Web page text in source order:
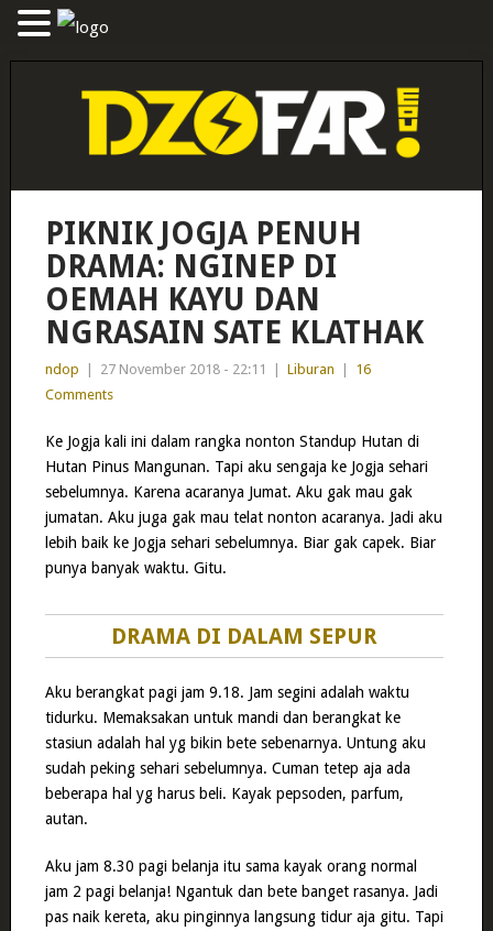
PIKNIK JOGJA PENUH
DRAMA: NGINEP DI
OEMAH KAYU DAN
NGRASAIN SATE KLATHAK
ndop 27 November 2018 - 22:11 Liburan
16
Comments
Ke Jogja kali ini dalam rangka nonton Standup Hutan di
Hutan Pinus Mangunan. Tapi aku sengaja ke Jogja sehari
sebelumnya. Karena acaranya Jumat. Aku gak mau gak
jumatan. Aku juga gak mau telat nonton acaranya. Jadi aku
lebih baik ke Jogja sehari sebelumnya. Biar gak capek. Biar
punya banyak waktu. Gitu.
DRAMA DI DALAM SEPUR
Aku berangkat pagi jam 9.18. Jam segini adalah waktu
tidurku. Memaksakan untuk mandi dan berangkat ke
stasiun adalah hal yg bikin bete sebenarnya. Untung aku
sudah peking sehari sebelumnya. Cuman tetep aja ada
beberapa hal yg harus beli. Kayak pepsoden, parfum,
autan.
Aku jam 8.30 pagi belanja itu sama kayak orang normal
jam 2 pagi belanja! Ngantuk dan bete banget rasanya. Jadi
pas naik kereta, aku pinginnya langsung tidur aja gitu. Tapi